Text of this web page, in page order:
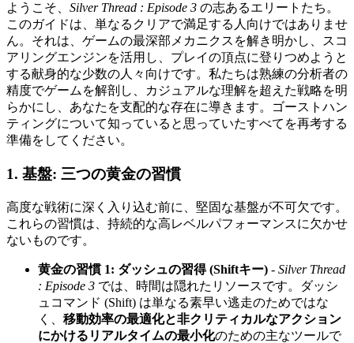
ようこそ、 Silver Thread : Episode 3 の志あるエリートたち。
このガイドは、単なるクリアで満足する人向けではありませ
ん。それは、ゲームの最深部メカニクスを解き明かし、スコ
アリングエンジンを活用し、プレイの頂点に登りつめようと
する献身的な少数の人々向けです。私たちは熟練の分析者の
精度でゲームを解剖し、カジュアルな理解を超えた戦略を明
らかにし、あなたを支配的な存在に導きます。ゴーストハン
ティングについて知っていると思っていたすべてを再考する
準備をしてください。
1. 基盤: 三つの黄金の習慣
高度な戦術に深く入り込む前に、堅固な基盤が不可欠です。
これらの習慣は、持続的な高レベルパフォーマンスに欠かせ
ないものです。
黄金の習慣 1: ダッシュの習得 (Shiftキー) - Silver Thread
: Episode 3 では、時間は隠れたリソースです。ダッシ
ュコマンド (Shift) は単なる素早い逃走のためではな
く、 移動効率の最適化と非クリティカルなアクション
にかけるリアルタイムの最小化のための主なツールで